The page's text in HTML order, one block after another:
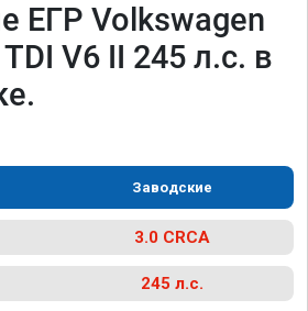
ЕГР Volkswagen
V6 II 245 л.с. в
Заводские
3.0 CRCA
245 л.с.